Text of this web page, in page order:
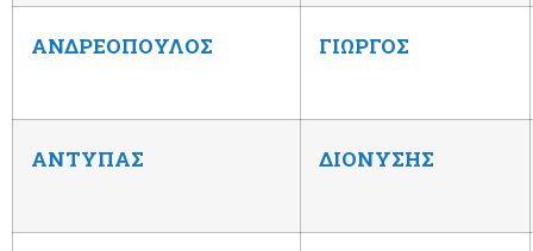
ΑΝΔΡΕΟΠΟΥΛΟΣ ΓΙΩΡΓΟΣ
ΑΝΤΥΠΑΣ ΔΙΟΝΥΣΗΣ